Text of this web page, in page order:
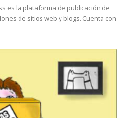
es la plataforma de publicación de
de sitios web y blogs. Cuenta con